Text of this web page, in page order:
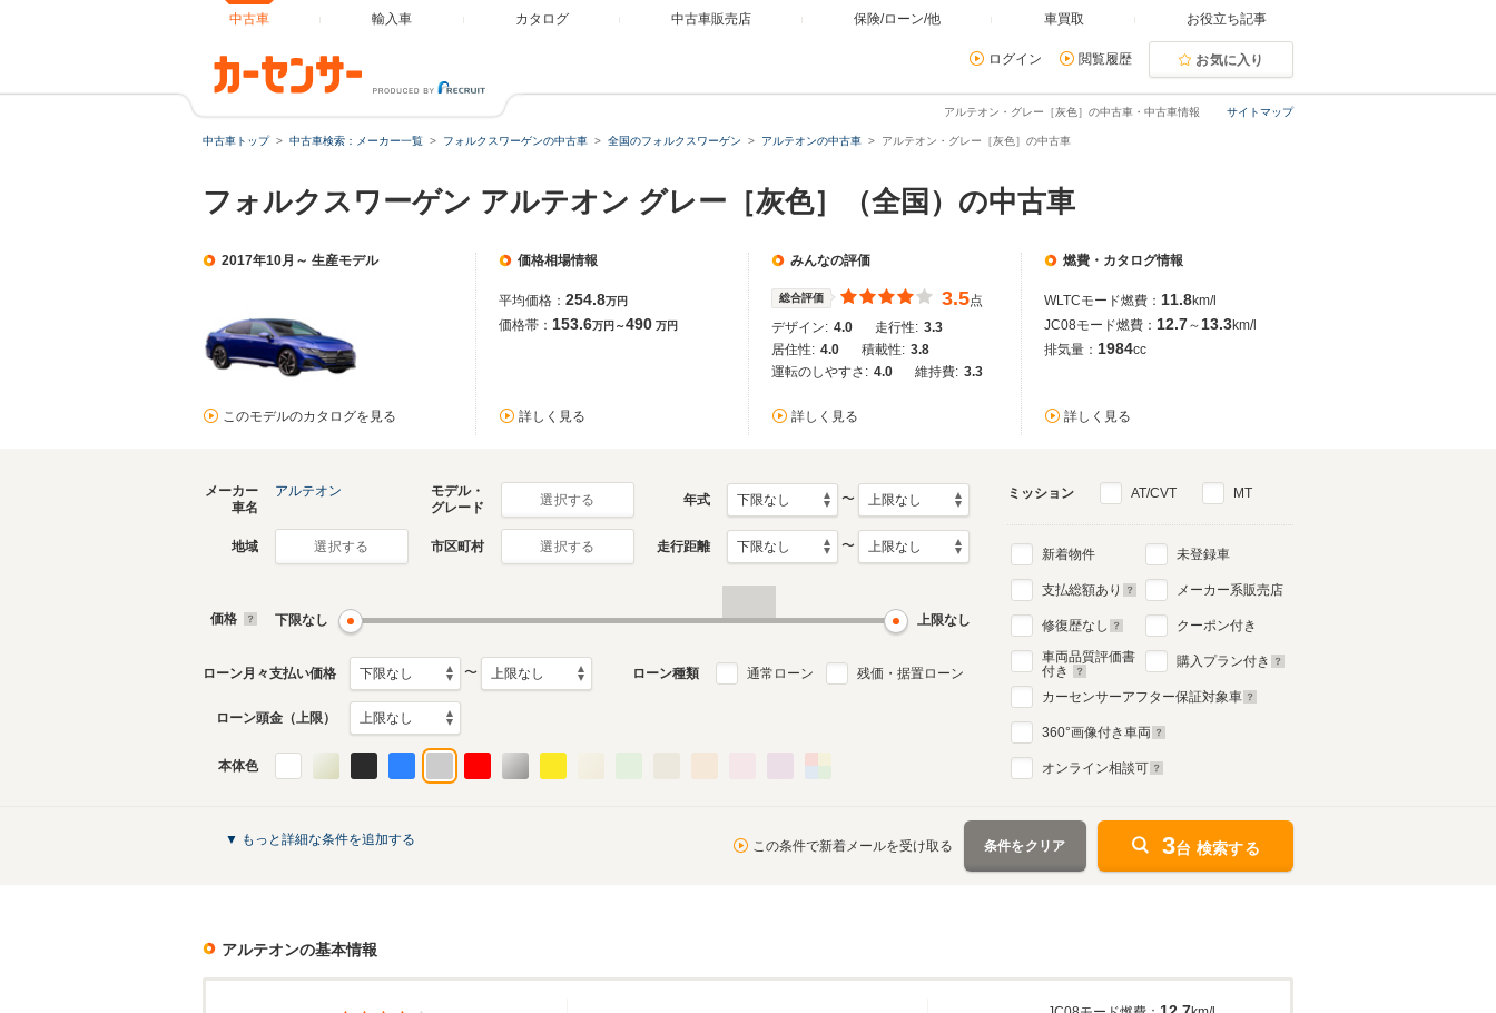
中古車 輸入車 カタログ 中古車販売店 保険/ローン/他 車買取 お役立ち記事
ログイン 閲覧履歴 お気に入り
サイトマップ
アルテオン・グレー［灰色］の中古車・中古車情報
中古車トップ 中古車検索：メーカー一覧 フォルクスワーゲンの中古車 全国のフォルクスワーゲン アルテオンの中古車 アルテオン・グレー［灰色］の中古車
フォルクスワーゲン アルテオン グレー［灰色］（全国）の中古車
2017年10月～ 生産モデル
このモデルのカタログを見る
価格相場情報
平均価格： 254.8万円
価格帯： 153.6万円～490 万円
詳しく見る
みんなの評価
総合評価 3.5点
デザイン: 4.0 走行性: 3.3
居住性: 4.0 積載性: 3.8
運転のしやすさ: 4.0 維持費: 3.3
詳しく見る
燃費・カタログ情報
WLTCモード燃費： 11.8km/l
JC08モード燃費： 12.7～ 13.3km/l
排気量： 1984cc
詳しく見る
メーカー
車名
アルテオン
モデル・
グレード
選択する 年式 〜
地域 選択する 市区町村 選択する 走行距離 〜
価格 下限なし 上限なし
ローン月々支払い価格 〜 ローン種類 通常ローン 残価・据置ローン
ローン頭金（上限）
本体色
ミッション AT/CVT MT
新着物件
支払総額あり
修復歴なし
車両品質評価書
付き
未登録車
メーカー系販売店
クーポン付き
購入プラン付き
カーセンサーアフター保証対象車
360°画像付き車両
オンライン相談可
▼ もっと詳細な条件を追加する この条件で新着メールを受け取る 条件をクリア 3台 検索する
アルテオンの基本情報